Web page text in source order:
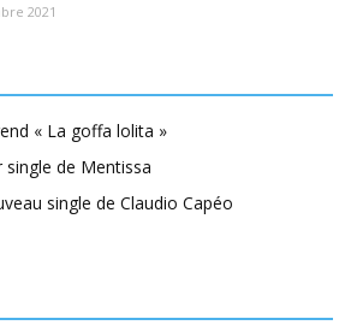
2021
« La goffa lolita »
single de Mentissa
single de Claudio Capéo